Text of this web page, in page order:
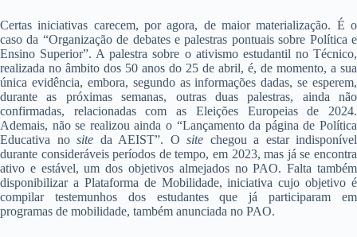
Certas iniciativas carecem, por agora, de maior materialização. É o
caso da “Organização de debates e palestras pontuais sobre Política e
Ensino Superior”. A palestra sobre o ativismo estudantil no Técnico,
realizada no âmbito dos 50 anos do 25 de abril, é, de momento, a sua
única evidência, embora, segundo as informações dadas, se esperem,
durante as próximas semanas, outras duas palestras, ainda não
confirmadas, relacionadas com as Eleições Europeias de 2024.
Ademais, não se realizou ainda o “Lançamento da página de Política
Educativa no site da AEIST”. O site chegou a estar indisponível
durante consideráveis períodos de tempo, em 2023, mas já se encontra
ativo e estável, um dos objetivos almejados no PAO. Falta também
disponibilizar a Plataforma de Mobilidade, iniciativa cujo objetivo é
compilar testemunhos dos estudantes que já participaram em
programas de mobilidade, também anunciada no PAO.